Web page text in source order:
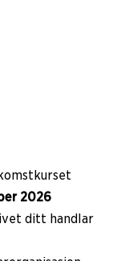
2026
ditt handlar